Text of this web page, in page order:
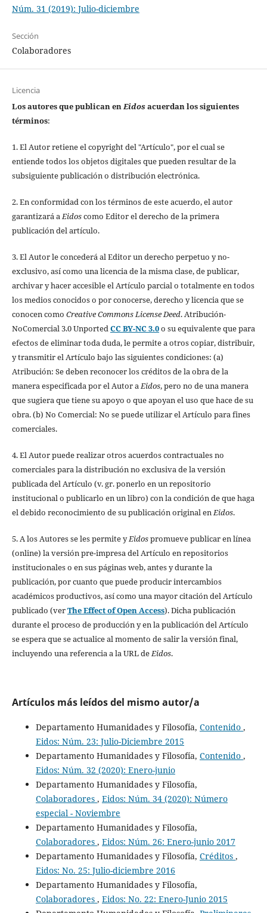
Núm. 31 (2019): Julio-diciembre
Sección
Colaboradores
Licencia
Los autores que publican enEidosacuerdan los siguientes
términos:
1. El Autor retiene el copyright del "Artículo", por el cual se
entiende todos los objetos digitales que pueden resultar de la
subsiguiente publicación o distribución electrónica.
2. En conformidad con los términos de este acuerdo, el autor
garantizará aEidoscomo Editor el derecho de la primera
publicación del artículo.
3. El Autor le concederá al Editor un derecho perpetuo y no-
exclusivo, así como una licencia de la misma clase, de publicar,
archivar y hacer accesible el Artículo parcial o totalmente en todos
los medios conocidos o por conocerse, derecho y licencia que se
conocen como Creative Commons License Deed. Atribución-
NoComercial 3.0 UnportedCC BY-NC 3.0o su equivalente que para
efectos de eliminar toda duda, le permite a otros copiar, distribuir,
y transmitir el Artículo bajo las siguientes condiciones: (a)
Atribución: Se deben reconocer los créditos de la obra de la
manera especificada por el Autor aEidos, pero no de una manera
que sugiera que tiene su apoyo o que apoyan el uso que hace de su
obra. (b) No Comercial: No se puede utilizar el Artículo para fines
comerciales.
4. El Autor puede realizar otros acuerdos contractuales no
comerciales para la distribución no exclusiva de la versión
publicada del Artículo (v. gr. ponerlo en un repositorio
institucional o publicarlo en un libro) con la condición de que haga
el debido reconocimiento de su publicación original enEidos.
5. A los Autores se les permite yEidospromueve publicar en línea
(online) la versión pre-impresa del Artículo en repositorios
institucionales o en sus páginas web, antes y durante la
publicación, por cuanto que puede producir intercambios
académicos productivos, así como una mayor citación del Artículo
publicado (verThe Effect of Open Access). Dicha publicación
durante el proceso de producción y en la publicación del Artículo
se espera que se actualice al momento de salir la versión final,
incluyendo una referencia a la URL deEidos.
Artículos más leídos del mismo autor/a
Departamento Humanidades y Filosofía, Contenido ,
Eidos: Núm. 23: Julio-Diciembre 2015
Departamento Humanidades y Filosofía, Contenido ,
Eidos: Núm. 32 (2020): Enero-junio
Departamento Humanidades y Filosofía,
Colaboradores , Eidos: Núm. 34 (2020): Número
especial - Noviembre
Departamento Humanidades y Filosofía,
Colaboradores , Eidos: Núm. 26: Enero-junio 2017
Departamento Humanidades y Filosofía, Créditos ,
Eidos: No. 25: Julio-diciembre 2016
Departamento Humanidades y Filosofía,
Colaboradores , Eidos: No. 22: Enero-Junio 2015